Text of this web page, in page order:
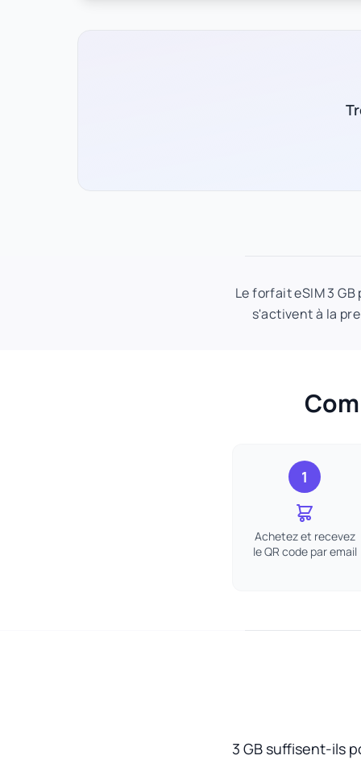
Le forfait eSIM 3
s'activent à la
1
Achetez et recevez
le QR code par email
3 GB suffisent-ils